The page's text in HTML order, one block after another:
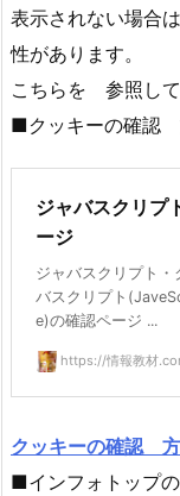
表示されない場合
性があります。
こちらを 参照して
■クッキーの確認
ジャバスクリプ
ージ
ジャバスクリプト・
バスクリプト
e)の確認ページ ...
https://情報教材
クッキーの確認
■インフォトップ